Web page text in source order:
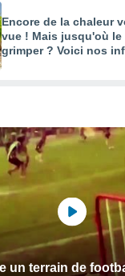
Encore de la chaleur
vue ! Mais jusqu'où le
grimper ? Voici nos
un terrain de